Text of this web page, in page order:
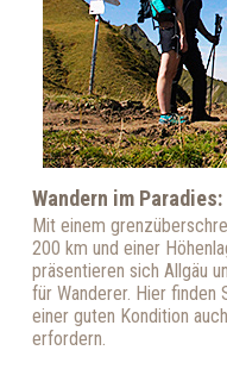
Wandern im
Mit einem
200 km und einer
präsentieren sich Allgäu
für Wanderer. Hier finden
einer guten Kondition
erfordern.